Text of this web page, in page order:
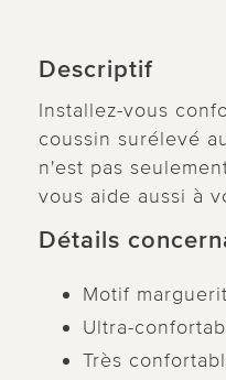
Descriptif
Installez-vous
coussin surélevé
n'est pas
vous aide aussi à
Détails
Motif
Ultra-
Très